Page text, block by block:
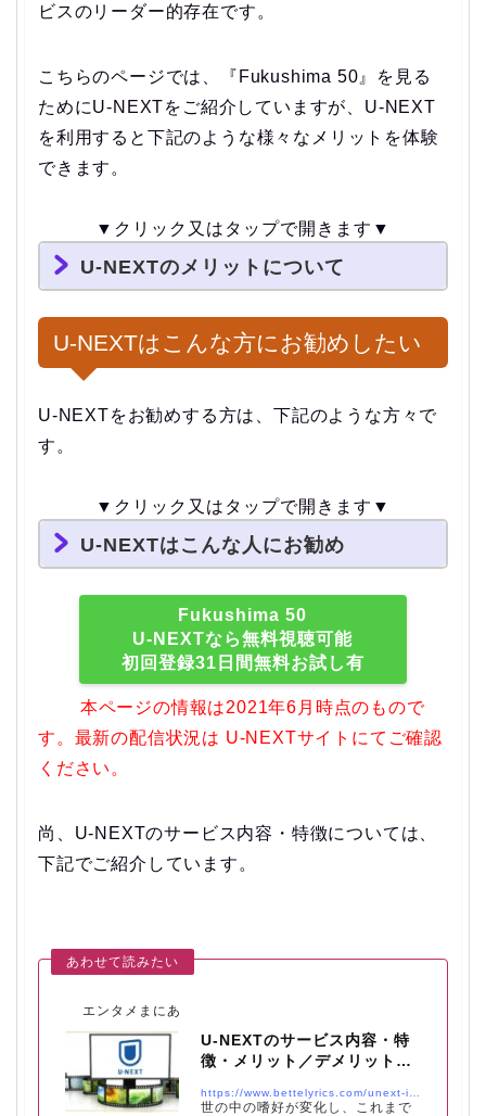
ビスのリーダー的存在です。
こちらのページでは、『Fukushima 50』を見る
ためにU-NEXTをご紹介していますが、U-NEXT
を利用すると下記のような様々なメリットを体験
できます。
▼クリック又はタップで開きます▼
U-NEXTのメリットについて
U-NEXTはこんな方にお勧めしたい
U-NEXTをお勧めする方は、下記のような方々で
す。
▼クリック又はタップで開きます▼
U-NEXTはこんな人にお勧め
『Fukushima 50』を見るために、
31日間の無料お試しを利用したい
人
最新作の映画を見たい人
色々なジャンルを見たい人
オフライン視聴をしたい人
ダウンロードして暇な時間に見た
い人
キレイな画質で見たい人
Fukushima 50
U-NEXTなら無料視聴可能
初回登録31日間無料お試し有
本ページの情報は2021年6月時点のもので
す。最新の配信状況は U-NEXTサイトにてご確認
ください。
尚、U-NEXTのサービス内容・特徴については、
下記でご紹介しています。
エンタメまにあ
U-NEXTのサービス内容・特
徴・メリット／デメリットを
世の中の嗜好が変化し、これまで